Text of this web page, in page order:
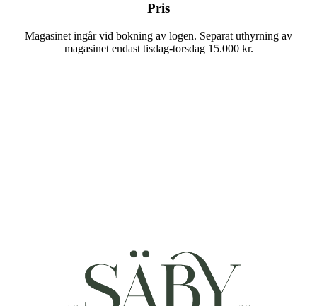
Pris
Magasinet ingår vid bokning av logen. Separat uthyrning av
magasinet endast tisdag-torsdag 15.000 kr.